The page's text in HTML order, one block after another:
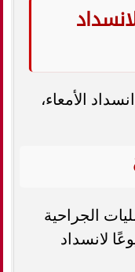
الأمعاء،
الجراحية
لانسداد